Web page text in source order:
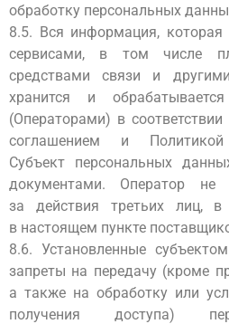
обработку персональных
8.5. Вся информация, которая
сервисами, в том числе
средствами связи и
хранится и
(Операторами) в
соглашением и Политикой
Субъект персональных
документами. Оператор не
за действия третьих лиц,
в настоящем пункте
8.6. Установленные
запреты на передачу (кроме
а также на обработку или
получения доступа)